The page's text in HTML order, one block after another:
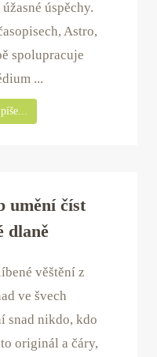
úspěchy.
Astro,
spolupracuje
...
umění číst
dlaně
věštění z
ve švech
snad nikdo, kdo
originál a čáry,